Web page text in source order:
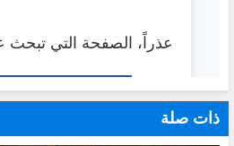
ذات صلة